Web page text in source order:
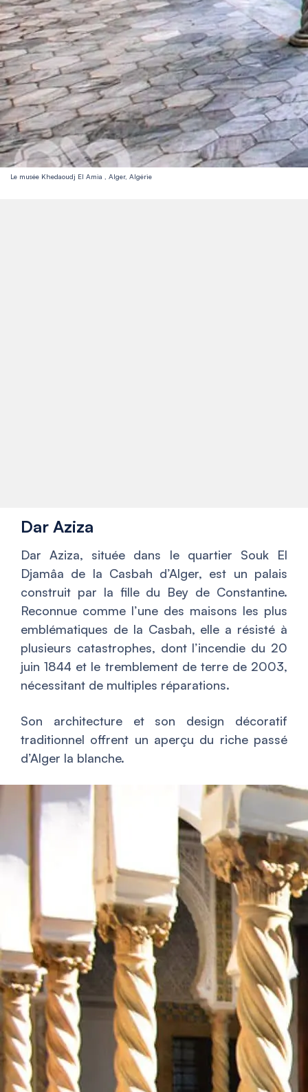
Le musée Khedaoudj El Amia , Alger, Algérie
Dar Aziza
Dar Aziza, située dans le quartier Souk El
Djamâa de la Casbah d’Alger, est un palais
construit par la fille du Bey de Constantine.
Reconnue comme l’une des maisons les plus
emblématiques de la Casbah, elle a résisté à
plusieurs catastrophes, dont l’incendie du 20
juin 1844 et le tremblement de terre de 2003,
nécessitant de multiples réparations.
Son architecture et son design décoratif
traditionnel offrent un aperçu du riche passé
d’Alger la blanche.